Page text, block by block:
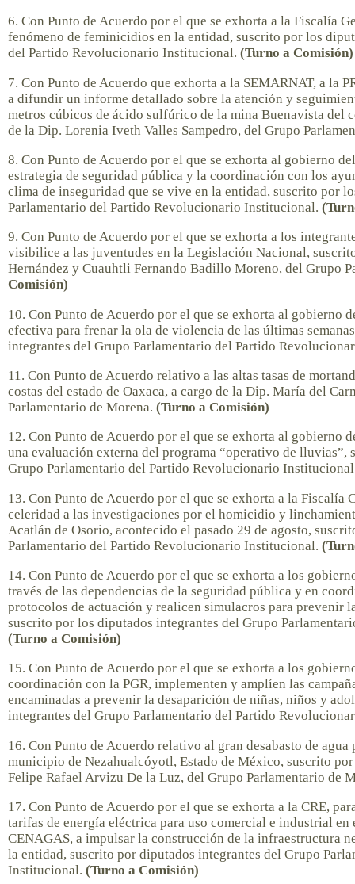
6. Con Punto de Acuerdo por el que se exhorta a la Fiscalía
fenómeno de feminicidios en la entidad, suscrito por los
del Partido Revolucionario Institucional. (Turno a Comisión)
7. Con Punto de Acuerdo que exhorta a la SEMARNAT, a la
a difundir un informe detallado sobre la atención y
metros cúbicos de ácido sulfúrico de la mina Buenavista del
de la Dip. Lorenia Iveth Valles Sampedro, del Grupo
8. Con Punto de Acuerdo por el que se exhorta al gobierno
estrategia de seguridad pública y la coordinación con los
clima de inseguridad que se vive en la entidad, suscrito por
Parlamentario del Partido Revolucionario Institucional.
9. Con Punto de Acuerdo por el que se exhorta a los
visibilice a las juventudes en la Legislación Nacional,
Hernández y Cuauhtli Fernando Badillo Moreno, del Grupo
Comisión)
10. Con Punto de Acuerdo por el que se exhorta al gobierno
efectiva para frenar la ola de violencia de las últimas
integrantes del Grupo Parlamentario del Partido
11. Con Punto de Acuerdo relativo a las altas tasas de
costas del estado de Oaxaca, a cargo de la Dip. María del
Parlamentario de Morena. (Turno a Comisión)
12. Con Punto de Acuerdo por el que se exhorta al gobierno
una evaluación externa del programa “operativo de
Grupo Parlamentario del Partido Revolucionario
13. Con Punto de Acuerdo por el que se exhorta a la Fiscalía
celeridad a las investigaciones por el homicidio y
Acatlán de Osorio, acontecido el pasado 29 de agosto,
Parlamentario del Partido Revolucionario Institucional.
14. Con Punto de Acuerdo por el que se exhorta a los
través de las dependencias de la seguridad pública y en
protocolos de actuación y realicen simulacros para prevenir
suscrito por los diputados integrantes del Grupo
(Turno a Comisión)
15. Con Punto de Acuerdo por el que se exhorta a los
coordinación con la PGR, implementen y amplíen las
encaminadas a prevenir la desaparición de niñas, niños y
integrantes del Grupo Parlamentario del Partido
16. Con Punto de Acuerdo relativo al gran desabasto de
municipio de Nezahualcóyotl, Estado de México, suscrito
Felipe Rafael Arvizu De la Luz, del Grupo Parlamentario de
17. Con Punto de Acuerdo por el que se exhorta a la CRE,
tarifas de energía eléctrica para uso comercial e industrial en
CENAGAS, a impulsar la construcción de la infraestructura
la entidad, suscrito por diputados integrantes del Grupo
Institucional. (Turno a Comisión)